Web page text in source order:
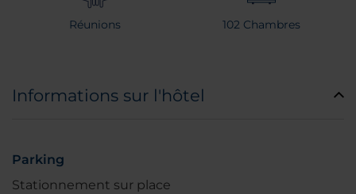
Réunions 102 Chambres
Informations sur l'hôtel
Parking
Stationnement sur place